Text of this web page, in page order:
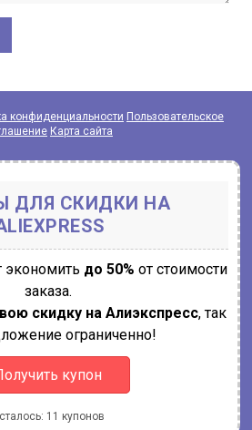
конфиденциальности Пользовательское
Карта сайта
ДЛЯ СКИДКИ НА
экономить до 50% от стоимости
заказа.
скидку на Алиэкспресс, так
ограниченно!
купон
11 купонов